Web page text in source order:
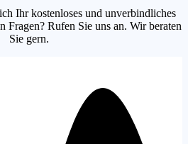
Ihr kostenloses und unverbindliches
Fragen? Rufen Sie uns an. Wir beraten
Sie gern.